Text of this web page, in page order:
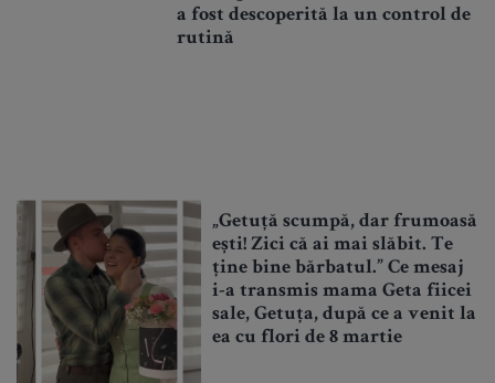
a fost descoperită la un control de
rutină
„Getuță scumpă, dar frumoasă
ești! Zici că ai mai slăbit. Te
ține bine bărbatul.” Ce mesaj
i-a transmis mama Geta fiicei
sale, Getuța, după ce a venit la
ea cu flori de 8 martie